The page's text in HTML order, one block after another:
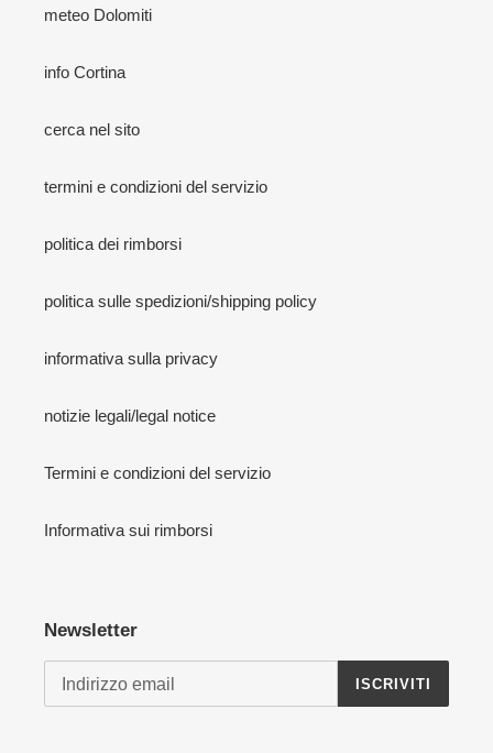
meteo Dolomiti
info Cortina
cerca nel sito
termini e condizioni del servizio
politica dei rimborsi
politica sulle spedizioni/shipping policy
informativa sulla privacy
notizie legali/legal notice
Termini e condizioni del servizio
Informativa sui rimborsi
Newsletter
ISCRIVITI